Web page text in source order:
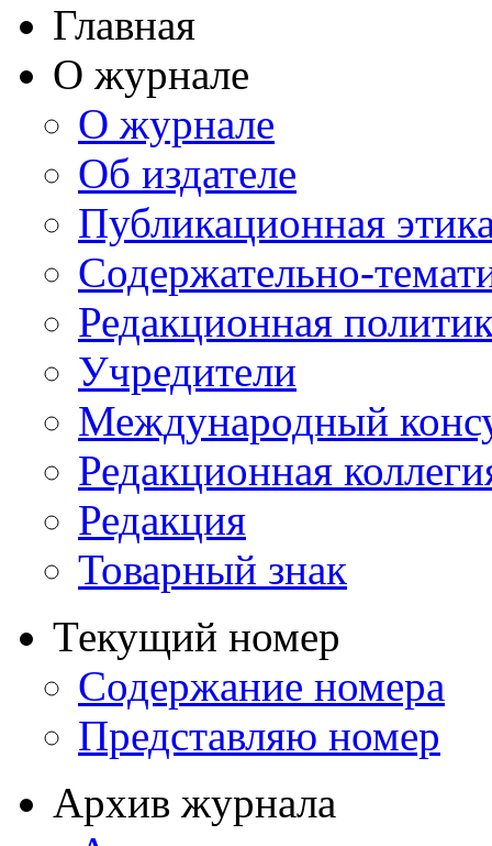
Главная
О журнале
О журнале
Об издателе
Публикационная
Содержательно-
Редакционная
Учредители
Международный
Редакционная
Редакция
Товарный знак
Текущий номер
Содержание номера
Представляю номер
Архив журнала